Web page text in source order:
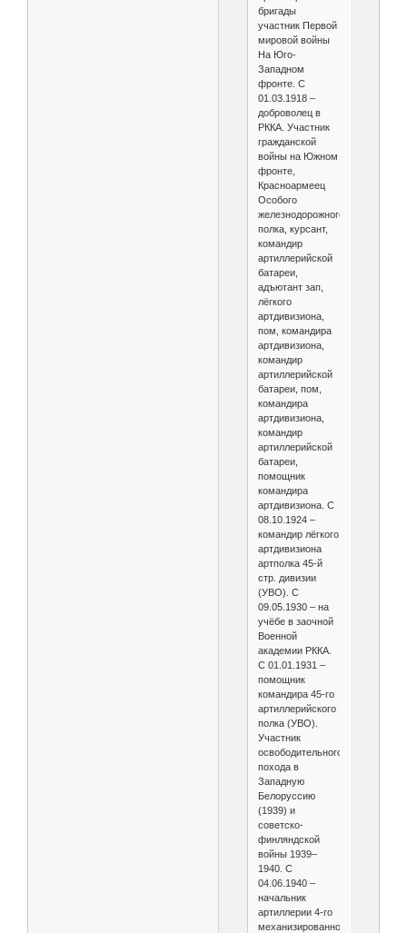
бригады
участник Первой
мировой войны
На Юго-
Западном
фронте. С
01.03.1918 –
доброволец в
РККА. Участник
гражданской
войны на Южном
фронте,
Красноармеец
Особого
железнодорожного
полка, курсант,
командир
артиллерийской
батареи,
адъютант зап,
лёгкого
артдивизиона,
пом, командира
артдивизиона,
командир
артиллерийской
батареи, пом,
командира
артдивизиона,
командир
артиллерийской
батареи,
помощник
командира
артдивизиона. С
08.10.1924 –
командир лёгкого
артдивизиона
артполка 45-й
стр. дивизии
(УВО). С
09.05.1930 – на
учёбе в заочной
Военной
академии РККА.
С 01.01.1931 –
помощник
командира 45-го
артиллерийского
полка (УВО).
Участник
освободительного.
похода в
Западную
Белоруссию
(1939) и
советско-
финляндской
войны 1939–
1940. С
04.06.1940 –
начальник
артиллерии 4-го
механизированного